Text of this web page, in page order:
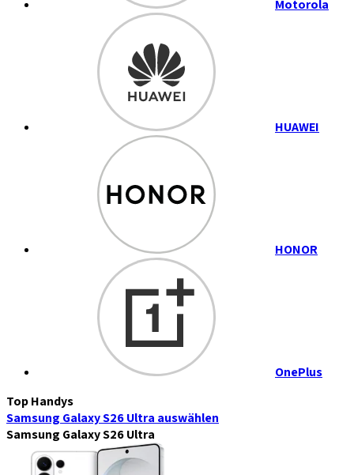
Motorola
HUAWEI
HONOR
OnePlus
Top Handys
Samsung Galaxy S26 Ultra auswählen
Samsung Galaxy S26 Ultra